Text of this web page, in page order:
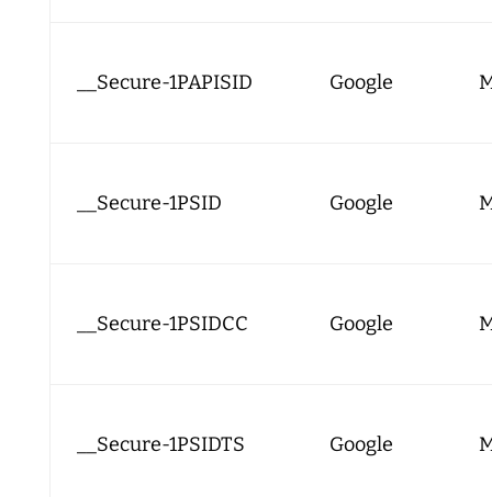
__Secure-1PAPISID Google
__Secure-1PSID Google
__Secure-1PSIDCC Google
__Secure-1PSIDTS Google